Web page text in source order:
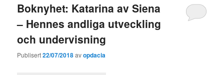
Boknyhet: Katarina av Siena
– Hennes andliga utveckling
och undervisning
Publisert22/07/2018avopdacia